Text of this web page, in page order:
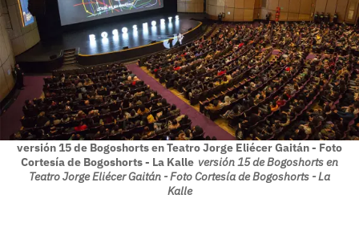
versión 15 de Bogoshorts en Teatro Jorge Eliécer Gaitán - Foto
Cortesía de Bogoshorts - La Kalle versión 15 de Bogoshorts en
Teatro Jorge Eliécer Gaitán - Foto Cortesía de Bogoshorts - La
Kalle